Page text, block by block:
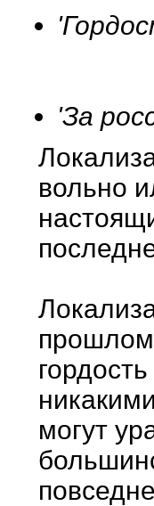
'За
вольно
прошлом
могут